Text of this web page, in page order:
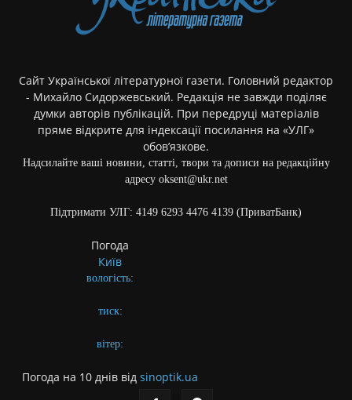
Сайт Української літературної газети. Головний редактор
- Михайло Сидоржевський. Редакція не завжди поділяє
думки авторів публікацій. При передруці матеріалів
пряме відкрите для індексації посилання на «УЛГ»
обов’язкове.
Надсилайте ваші новини, статті, твори та дописи на редакційну
адресу oksent@ukr.net
Підтримати УЛГ: 4149 6293 4476 4139 (ПриватБанк)
Погода
Київ
вологість:
тиск:
вітер:
Погода на 10 днів від sinoptik.ua